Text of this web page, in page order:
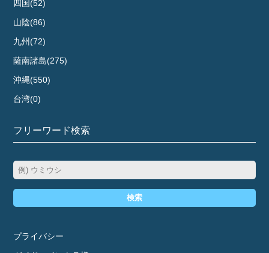
四国(52)
山陰(86)
九州(72)
薩南諸島(275)
沖縄(550)
台湾(0)
フリーワード検索
検索
プライバシー